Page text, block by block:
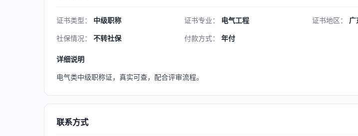
证书类型： 中级职称 证书专业： 电气工程 证书地区： 广
社保情况： 不转社保 付款方式： 年付
详细说明
电气类中级职称证，真实可查，配合评审流程。
联系方式